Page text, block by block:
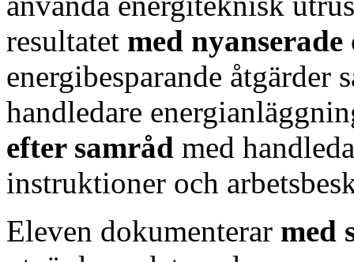
resultatet med nyanserade
energibesparande åtgärder
handledare
efter samråd med
instruktioner och
Eleven dokumenterar med